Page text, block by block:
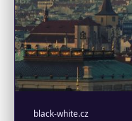
black-white.cz